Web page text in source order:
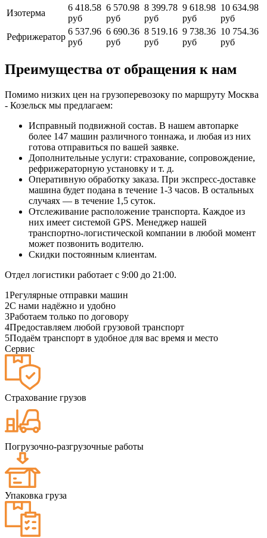
Изотерма
6 418.58
руб
6 570.98
руб
8 399.78
руб
9 618.98
руб
10 634.98
руб
Рефрижератор
6 537.96
руб
6 690.36
руб
8 519.16
руб
9 738.36
руб
10 754.36
руб
Преимущества от обращения к нам
Помимо низких цен на грузоперевозоку по маршруту Москва
- Козельск мы предлагаем:
Исправный подвижной состав. В нашем автопарке
более 147 машин различного тоннажа, и любая из них
готова отправиться по вашей заявке.
Дополнительные услуги: страхование, сопровождение,
рефрижераторную установку и т. д.
Оперативную обработку заказа. При экспресс-доставке
машина будет подана в течение 1-3 часов. В остальных
случаях — в течение 1,5 суток.
Отслеживание расположение транспорта. Каждое из
них имеет системой GPS. Менеджер нашей
транспортно-логистической компании в любой момент
может позвонить водителю.
Скидки постоянным клиентам.
Отдел логистики работает с 9:00 до 21:00.
1Регулярные отправки машин
2С нами надёжно и удобно
3Работаем только по договору
4Предоставляем любой грузовой транспорт
5Подаём транспорт в удобное для вас время и место
Сервис
Страхование грузов
Погрузочно-разгрузочные работы
Упаковка груза